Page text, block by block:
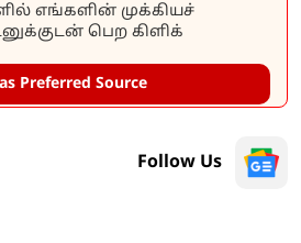
எங்களின் முக்கியச்
பெற கிளிக்
Preferred Source
Follow Us